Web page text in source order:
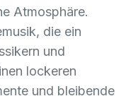
Atmosphäre.
die ein
und
lockeren
und bleibende